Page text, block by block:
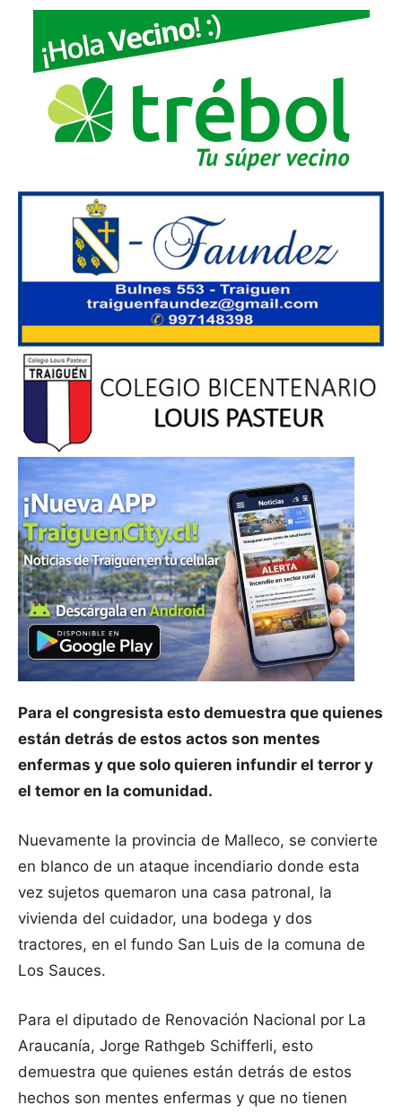
Para el congresista esto demuestra que quienes
están detrás de estos actos son mentes
enfermas y que solo quieren infundir el terror y
el temor en la comunidad.
Nuevamente la provincia de Malleco, se convierte
en blanco de un ataque incendiario donde esta
vez sujetos quemaron una casa patronal, la
vivienda del cuidador, una bodega y dos
tractores, en el fundo San Luis de la comuna de
Los Sauces.
Para el diputado de Renovación Nacional por La
Araucanía, Jorge Rathgeb Schifferli, esto
demuestra que quienes están detrás de estos
hechos son mentes enfermas y que no tienen